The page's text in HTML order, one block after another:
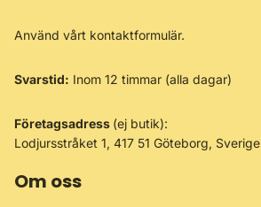
Använd vårt kontaktformulär.
Svarstid: Inom 12 timmar (alla dagar)
Företagsadress (ej butik):
Lodjursstråket 1, 417 51 Göteborg, Sverige
Om oss